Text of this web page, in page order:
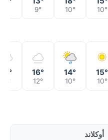
10°
10°
9°
15°
10°
14°
10°
16°
12°
15°
11°
أوكلاند